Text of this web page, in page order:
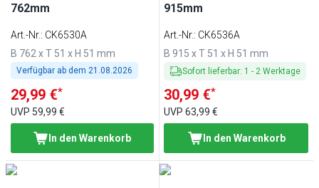
762mm
Art.-Nr.: CK6530A
B 762 x T 51 x H 51 mm
Verfügbar ab dem 21.08.2026
29,99 €*
UVP 59,99 €
In den Warenkorb
915mm
Art.-Nr.: CK6536A
B 915 x T 51 x H 51 mm
Sofort lieferbar: 1 - 2 Werktage
30,99 €*
UVP63,99 €
In den Warenkorb